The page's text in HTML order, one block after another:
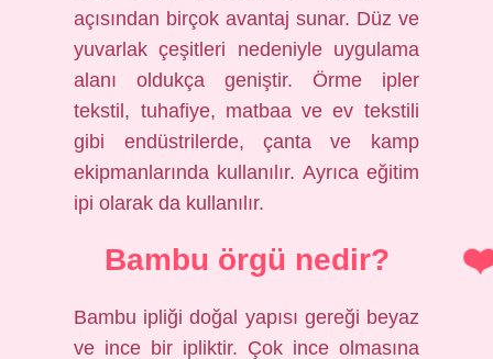
açısından birçok avantaj sunar. Düz ve
yuvarlak çeşitleri nedeniyle uygulama
alanı oldukça geniştir. Örme ipler
tekstil, tuhafiye, matbaa ve ev tekstili
gibi endüstrilerde, çanta ve kamp
ekipmanlarında kullanılır. Ayrıca eğitim
ipi olarak da kullanılır.
Bambu örgü nedir?
Bambu ipliği doğal yapısı gereği beyaz
ve ince bir ipliktir. Çok ince olmasına